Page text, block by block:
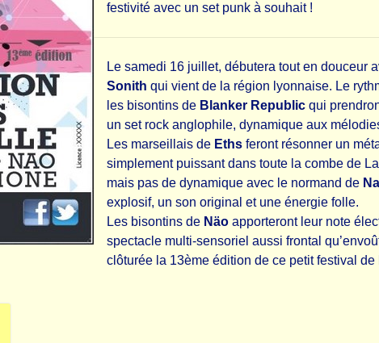
festivité avec un set punk à souhait !
Le samedi 16 juillet, débutera tout en douceur
Sonith qui vient de la région lyonnaise. Le
les bisontins de Blanker Republic qui
un set rock anglophile, dynamique aux
Les marseillais de Eths feront résonner un
simplement puissant dans toute la combe de
mais pas de dynamique avec le normand de
explosif, un son original et une énergie folle.
Les bisontins de Näo apporteront leur note
spectacle multi-sensoriel aussi frontal
clôturée la 13ème édition de ce petit festival de